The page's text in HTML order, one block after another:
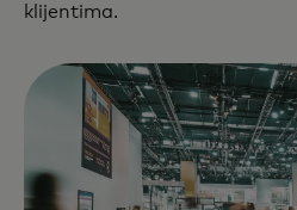
klijentima.